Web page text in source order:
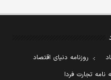
روزنامه دنیای اقتصاد
نامه تجارت فردا